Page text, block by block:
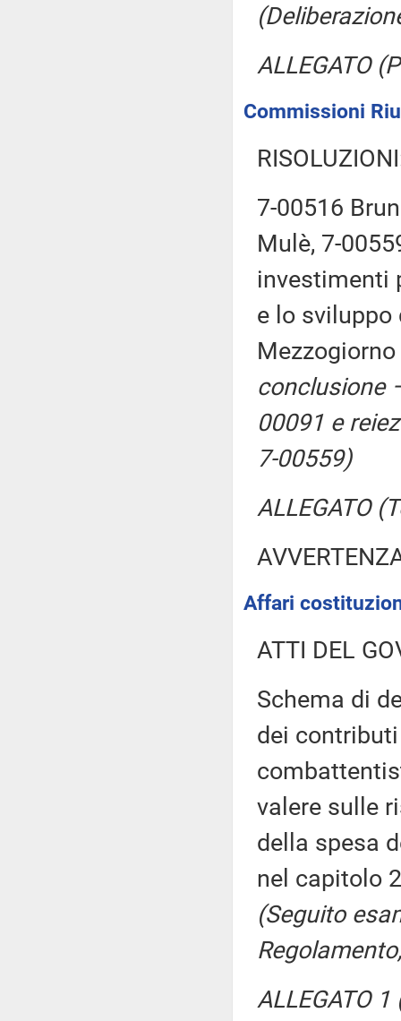
ALLEGATO
Commissioni
7-00516
Mulè, 7-
investimenti
e lo
Mezzogiorno
conclusione
00091 e
7-00559)
ALLEGATO
Affari
ATTI DEL
Schema di
dei
valere sulle
della spesa
nel capitolo
(Seguito
ALLEGATO